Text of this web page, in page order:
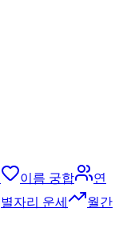
이름 궁합
연
별자리 운세
월간